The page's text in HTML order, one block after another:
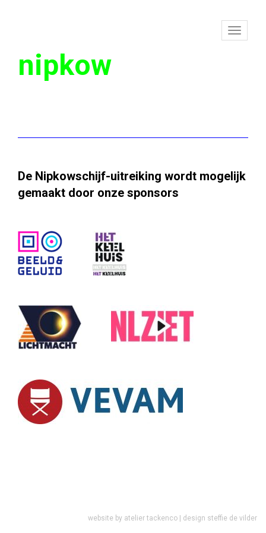
nipkow
De Nipkowschijf-uitreiking wordt mogelijk
gemaakt door onze sponsors
website by atelier tackenco | design steffie de vilder